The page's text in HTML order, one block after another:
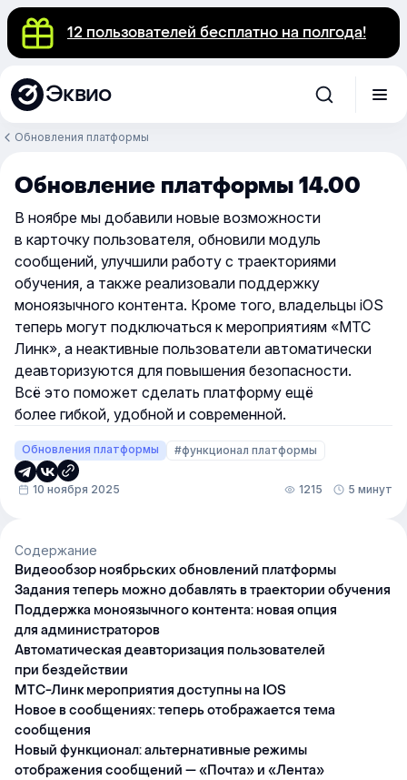
12 пользователей бесплатно на полгода!
Эквио
Обновления платформы
Обновление платформы 14.00
В ноябре мы добавили новые возможности
в карточку пользователя, обновили модуль
сообщений, улучшили работу с траекториями
обучения, а также реализовали поддержку
моноязычного контента. Кроме того, владельцы iOS
теперь могут подключаться к мероприятиям «МТС
Линк», а неактивные пользователи автоматически
деавторизуются для повышения безопасности.
Всё это поможет сделать платформу ещё
более гибкой, удобной и современной.
Обновления платформы #функционал платформы
10 ноября 2025 1215 5 минут
Содержание
Видеообзор ноябрьских обновлений платформы
Задания теперь можно добавлять в траектории обучения
Поддержка моноязычного контента: новая опция
для администраторов
Автоматическая деавторизация пользователей
при бездействии
МТС-Линк мероприятия доступны на IOS
Новое в сообщениях: теперь отображается тема
сообщения
Новый функционал: альтернативные режимы
отображения сообщений — «Почта» и «Лента»